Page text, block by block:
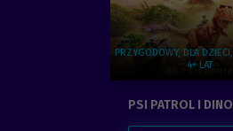
PRZYGODOWY, DLA
4+ LAT
Zobacz więcej na
PSI PATROL I